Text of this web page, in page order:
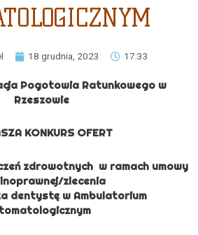
18 grudnia, 2023 17:33
Pogotowia Ratunkowego w
Rzeszowie
KONKURS OFERT
zdrowotnych w ramach umowy
zlecenia
dentystę w Ambulatorium